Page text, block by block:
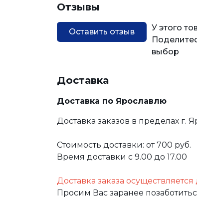
Отзывы
Оставить отзыв
У этого
выбор
Доставка
Доставка по Ярославлю
Доставка заказов в пределах г.
Стоимость доставки: от 700 руб.
Время доставки с 9.00 до 17.00
Доставка заказа
Просим Вас заранее